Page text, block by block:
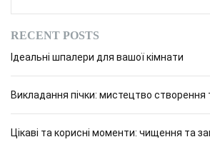
RECENT POSTS
Ідеальні шпалери для вашої кімнати
Викладання пічки: мистецтво створення
Цікаві та корисні моменти: чищення та